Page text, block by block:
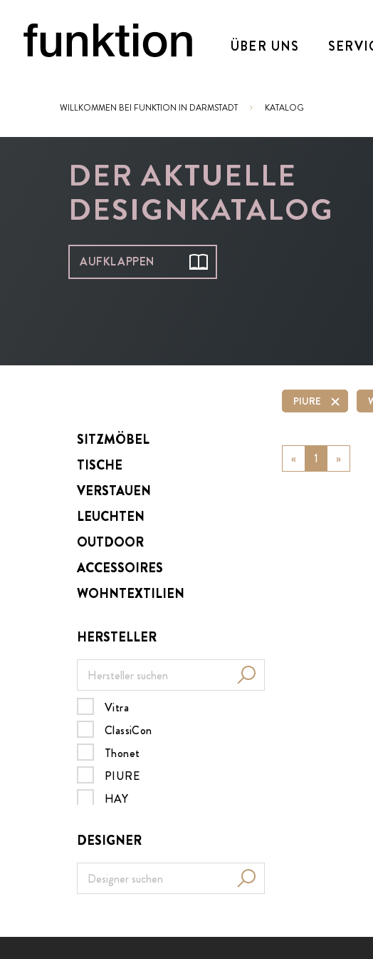
ÜBER UNS
Sie sind hier:
WILLKOMMEN BEI FUNKTION IN DARMSTADT KATALOG
DER AKTUELLE
DESIGNKATALOG
AUFKLAPPEN
SITZMÖBEL
TISCHE
VERSTAUEN
LEUCHTEN
OUTDOOR
ACCESSOIRES
WOHNTEXTILIEN
HERSTELLER
Vitra
ClassiCon
Thonet
PIURE
HAY
MDF italia
B&B Italia
Nils Holger Moormann
Menu
DESIGNER
PIURE
« Previous
1 »